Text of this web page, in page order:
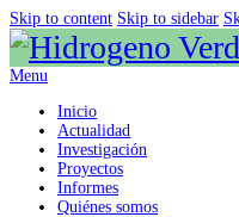
Skip to content Skip to sidebar
Menu
Inicio
Actualidad
Investigación
Proyectos
Informes
Quiénes somos